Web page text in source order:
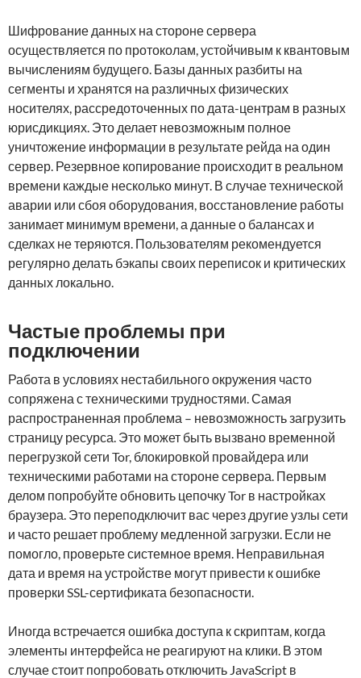
Шифрование данных на стороне сервера
осуществляется по протоколам, устойчивым к квантовым
вычислениям будущего. Базы данных разбиты на
сегменты и хранятся на различных физических
носителях, рассредоточенных по дата-центрам в разных
юрисдикциях. Это делает невозможным полное
уничтожение информации в результате рейда на один
сервер. Резервное копирование происходит в реальном
времени каждые несколько минут. В случае технической
аварии или сбоя оборудования, восстановление работы
занимает минимум времени, а данные о балансах и
сделках не теряются. Пользователям рекомендуется
регулярно делать бэкапы своих переписок и критических
данных локально.
Частые проблемы при
подключении
Работа в условиях нестабильного окружения часто
сопряжена с техническими трудностями. Самая
распространенная проблема – невозможность загрузить
страницу ресурса. Это может быть вызвано временной
перегрузкой сети Tor, блокировкой провайдера или
техническими работами на стороне сервера. Первым
делом попробуйте обновить цепочку Tor в настройках
браузера. Это переподключит вас через другие узлы сети
и часто решает проблему медленной загрузки. Если не
помогло, проверьте системное время. Неправильная
дата и время на устройстве могут привести к ошибке
проверки SSL-сертификата безопасности.
Иногда встречается ошибка доступа к скриптам, когда
элементы интерфейса не реагируют на клики. В этом
случае стоит попробовать отключить JavaScript в